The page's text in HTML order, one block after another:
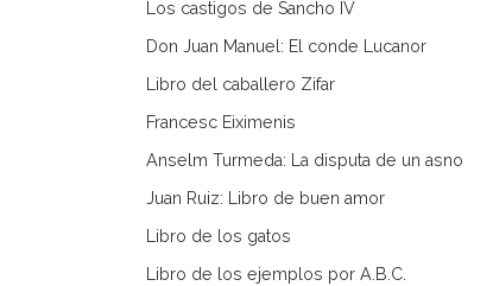
Los castigos de Sancho IV
Don Juan Manuel: El conde Lucanor
Libro del caballero Zifar
Francesc Eiximenis
Anselm Turmeda: La disputa de un asno
Juan Ruiz: Libro de buen amor
Libro de los gatos
Libro de los ejemplos por A.B.C.